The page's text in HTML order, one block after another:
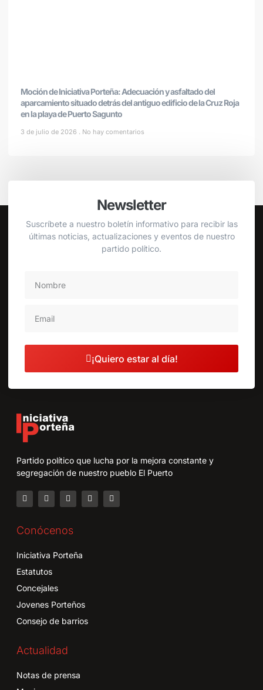
Moción de Iniciativa Porteña: Adecuación y asfaltado del
aparcamiento situado detrás del antiguo edificio de la Cruz Roja
en la playa de Puerto Sagunto
3 de julio de 2026 No hay comentarios
Newsletter
Suscríbete a nuestro boletín informativo para recibir las
últimas noticias, actualizaciones y eventos de nuestro
partido político.
¡Quiero estar al día!
Partido político que lucha por la mejora constante y
segregación de nuestro pueblo El Puerto
Conócenos
Iniciativa Porteña
Estatutos
Concejales
Jovenes Porteños
Consejo de barrios
Actualidad
Notas de prensa